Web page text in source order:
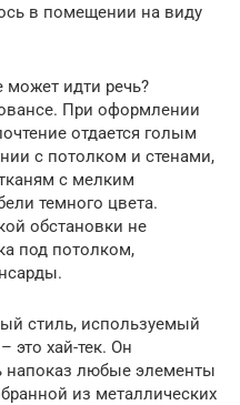
в помещении на виду
может идти речь?
При оформлении
отдается голым
с потолком и стенами,
с мелким
темного цвета.
обстановки не
под потолком,
стиль, используемый
хай-тек. Он
напоказ любые элементы
из металлических